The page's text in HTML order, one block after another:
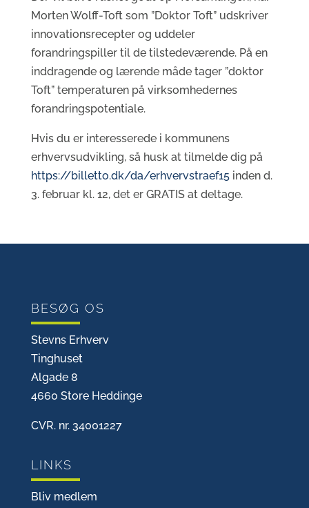
Morten Wolff-Toft som ”Doktor Toft” udskriver
innovationsrecepter og uddeler
forandringspiller til de tilstedeværende. På en
inddragende og lærende måde tager ”doktor
Toft” temperaturen på virksomhedernes
forandringspotentiale.
Hvis du er interesserede i kommunens
erhvervsudvikling, så husk at tilmelde dig på
https://billetto.dk/da/erhvervstraef15inden d.
3. februar kl. 12, det er GRATIS at deltage.
BESØG OS
Stevns Erhverv
Tinghuset
Algade 8
4660 Store Heddinge
CVR. nr. 34001227
LINKS
Bliv medlem